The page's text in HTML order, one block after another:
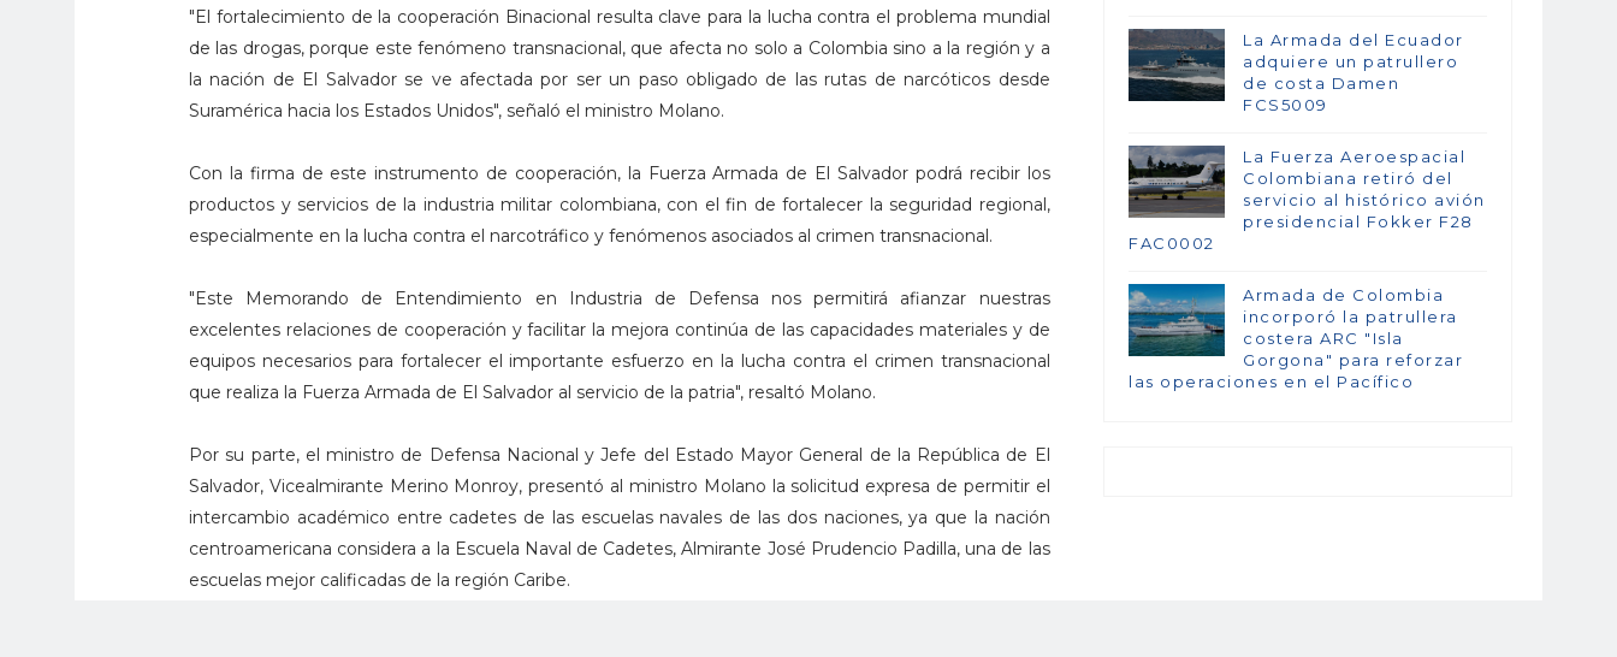
"El fortalecimiento de la cooperación Binacional resulta clave para la lucha contra el problema mundial
de las drogas, porque este fenómeno transnacional, que afecta no solo a Colombia sino a la región y a
la nación de El Salvador se ve afectada por ser un paso obligado de las rutas de narcóticos desde
Suramérica hacia los Estados Unidos", señaló el ministro Molano.
Con la firma de este instrumento de cooperación, la Fuerza Armada de El Salvador podrá recibir los
productos y servicios de la industria militar colombiana, con el fin de fortalecer la seguridad regional,
especialmente en la lucha contra el narcotráfico y fenómenos asociados al crimen transnacional.
"Este Memorando de Entendimiento en Industria de Defensa nos permitirá afianzar nuestras
excelentes relaciones de cooperación y facilitar la mejora continúa de las capacidades materiales y de
equipos necesarios para fortalecer el importante esfuerzo en la lucha contra el crimen transnacional
que realiza la Fuerza Armada de El Salvador al servicio de la patria", resaltó Molano.
Por su parte, el ministro de Defensa Nacional y Jefe del Estado Mayor General de la República de El
Salvador, Vicealmirante Merino Monroy, presentó al ministro Molano la solicitud expresa de permitir el
intercambio académico entre cadetes de las escuelas navales de las dos naciones, ya que la nación
centroamericana considera a la Escuela Naval de Cadetes, Almirante José Prudencio Padilla, una de las
escuelas mejor calificadas de la región Caribe.
La Armada del Ecuador
adquiere un patrullero
de costa Damen
FCS5009
La Fuerza Aeroespacial
Colombiana retiró del
servicio al histórico avión
presidencial Fokker F28
FAC0002
Armada de Colombia
incorporó la patrullera
costera ARC "Isla
Gorgona" para reforzar
las operaciones en el Pacífico